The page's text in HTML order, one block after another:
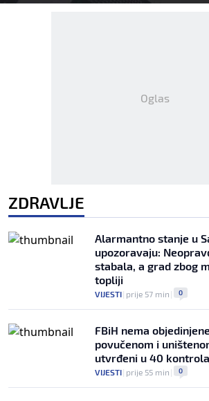
Oglas
ZDRAVLJE
Alarmantno stanje u
upozoravaju:
stabala, a grad zbog
topliji
VIJESTI| prije 57 min | 0
FBiH nema
povučenom i
utvrđeni u 40 kontrola
VIJESTI| prije 55 min | 0